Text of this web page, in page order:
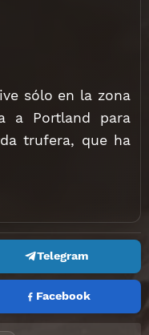
sólo en la zona
a Portland para
trufera, que ha
Telegram
Facebook